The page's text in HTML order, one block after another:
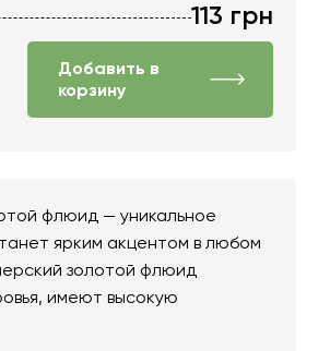
113 грн
Добавить в
корзину
флюид — уникальное
ярким акцентом в любом
золотой флюид
имеют высокую